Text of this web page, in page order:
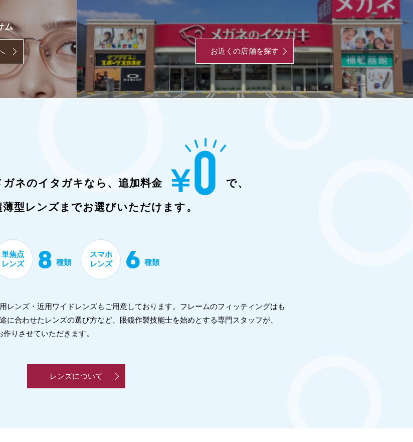
ム
お近くの店舗を探す
ガネのイタガキなら、追加料金 で、
薄型レンズまでお選びいただけます。
単焦点
レンズ
種類
スマホ
レンズ
種類
レンズ・近用ワイドレンズもご用意しております。フレームのフィッティングはも
に合わせたレンズの選び方など、眼鏡作製技能士を始めとする専門スタッフが、
りさせていただきます。
レンズについて